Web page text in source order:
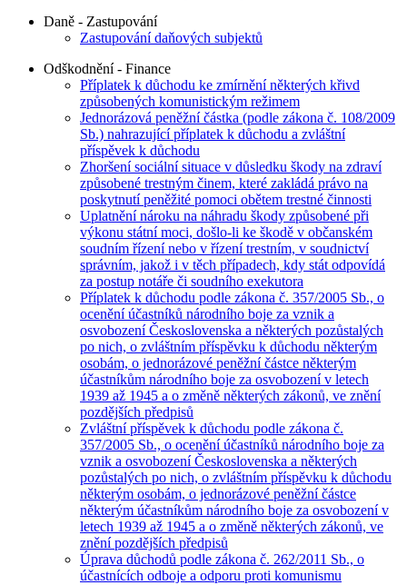
Daně - Zastupování
Zastupování daňových subjektů
Odškodnění - Finance
Příplatek k důchodu ke zmírnění některých křivd
způsobených komunistickým režimem
Jednorázová peněžní částka (podle zákona č. 108/2009
Sb.) nahrazující příplatek k důchodu a zvláštní
příspěvek k důchodu
Zhoršení sociální situace v důsledku škody na zdraví
způsobené trestným činem, které zakládá právo na
poskytnutí peněžité pomoci obětem trestné činnosti
Uplatnění nároku na náhradu škody způsobené při
výkonu státní moci, došlo-li ke škodě v občanském
soudním řízení nebo v řízení trestním, v soudnictví
správním, jakož i v těch případech, kdy stát odpovídá
za postup notáře či soudního exekutora
Příplatek k důchodu podle zákona č. 357/2005 Sb., o
ocenění účastníků národního boje za vznik a
osvobození Československa a některých pozůstalých
po nich, o zvláštním příspěvku k důchodu některým
osobám, o jednorázové peněžní částce některým
účastníkům národního boje za osvobození v letech
1939 až 1945 a o změně některých zákonů, ve znění
pozdějších předpisů
Zvláštní příspěvek k důchodu podle zákona č.
357/2005 Sb., o ocenění účastníků národního boje za
vznik a osvobození Československa a některých
pozůstalých po nich, o zvláštním příspěvku k důchodu
některým osobám, o jednorázové peněžní částce
některým účastníkům národního boje za osvobození v
letech 1939 až 1945 a o změně některých zákonů, ve
znění pozdějších předpisů
Úprava důchodů podle zákona č. 262/2011 Sb., o
účastnících odboje a odporu proti komunismu